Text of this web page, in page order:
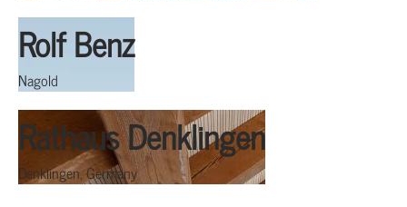
Rolf Benz
Nagold
Rathaus Denklingen
Denklingen, Germany